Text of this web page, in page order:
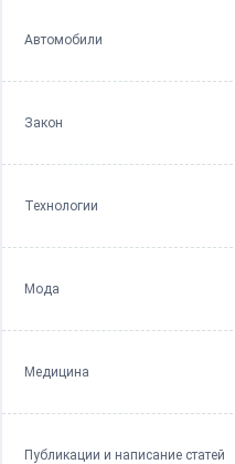
Автомобили
Закон
Технологии
Мода
Медицина
Публикации и написание статей